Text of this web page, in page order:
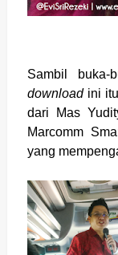
Sambil
downloadini
dari Mas
Marcomm
yang